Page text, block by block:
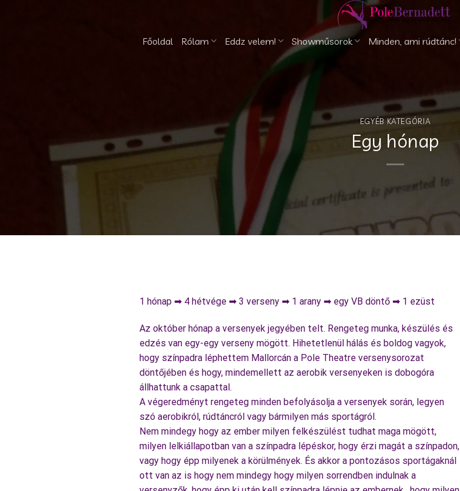
Főoldal Rólam Eddz velem! Showműsorok Minden, ami rúdtánc!
EGYÉB KATEGÓRIA
Egy hónap
1 hónap ➡ 4 hétvége ➡ 3 verseny ➡ 1 arany ➡ egy VB döntő ➡ 1 ezüst
Az október hónap a versenyek jegyében telt. Rengeteg munka, készülés és
edzés van egy-egy verseny mögött. Hihetetlenül hálás és boldog vagyok,
hogy színpadra léphettem Mallorcán a Pole Theatre versenysorozat
döntőjében és hogy, mindemellett az aerobik versenyeken is dobogóra
állhattunk a csapattal.
A végeredményt rengeteg minden befolyásolja a versenyek során, legyen
szó aerobikról, rúdtáncról vagy bármilyen más sportágról.
Nem mindegy hogy az ember milyen felkészülést tudhat maga mögött,
milyen lelkiállapotban van a színpadra lépéskor, hogy érzi magát a színpadon,
vagy hogy épp milyenek a körülmények. És akkor a pontozásos sportágaknál
ott van az is hogy nem mindegy hogy milyen sorrendben indulnak a